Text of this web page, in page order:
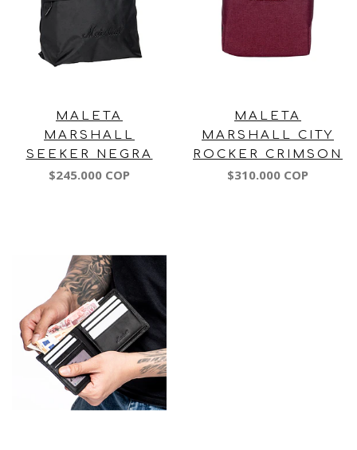
MALETA
MARSHALL
SEEKER NEGRA
$245.000 COP
MALETA
MARSHALL CITY
ROCKER CRIMSON
$310.000 COP